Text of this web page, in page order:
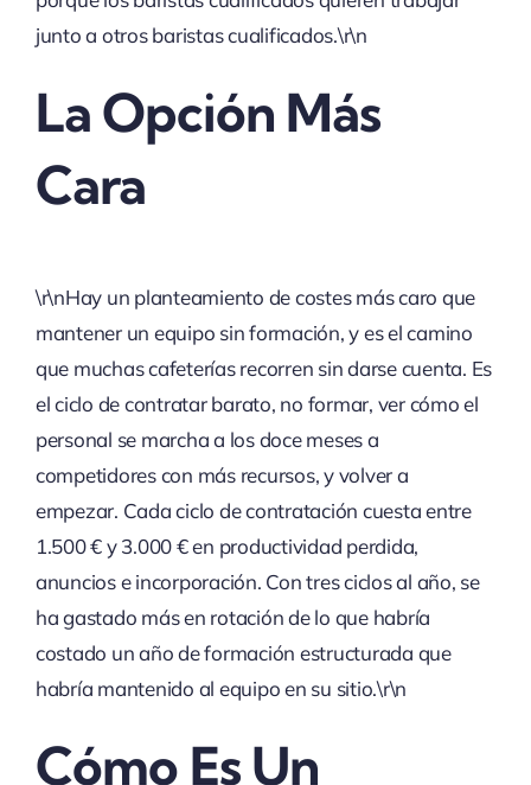
junto a otros baristas cualificados.\r\n
La Opción Más
Cara
\r\nHay un planteamiento de costes más caro que
mantener un equipo sin formación, y es el camino
que muchas cafeterías recorren sin darse cuenta. Es
el ciclo de contratar barato, no formar, ver cómo el
personal se marcha a los doce meses a
competidores con más recursos, y volver a
empezar. Cada ciclo de contratación cuesta entre
1.500 € y 3.000 € en productividad perdida,
anuncios e incorporación. Con tres ciclos al año, se
ha gastado más en rotación de lo que habría
costado un año de formación estructurada que
habría mantenido al equipo en su sitio.\r\n
Cómo Es Un